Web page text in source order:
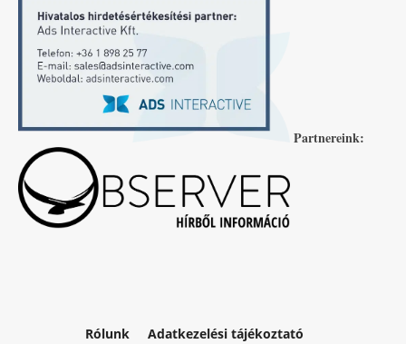
Partnereink:
Rólunk Adatkezelési tájékoztató